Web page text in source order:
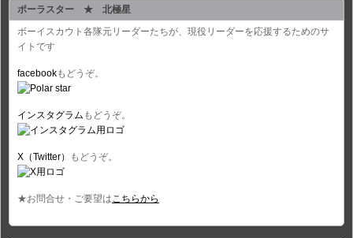
ポーラスター ★ 北極星
ボーイスカウト各隊元リーダーたちが、現役リーダーを応援するためのサ
イトです
facebookもどうぞ。
インスタグラム もどうぞ。
X（Twitter） もどうぞ。
★お問合せ・ご要望はこちらから